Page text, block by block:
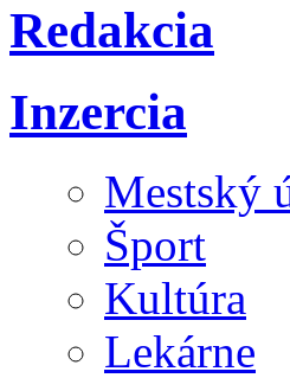
Redakcia
Inzercia
Mestský
Šport
Kultúra
Lekárne